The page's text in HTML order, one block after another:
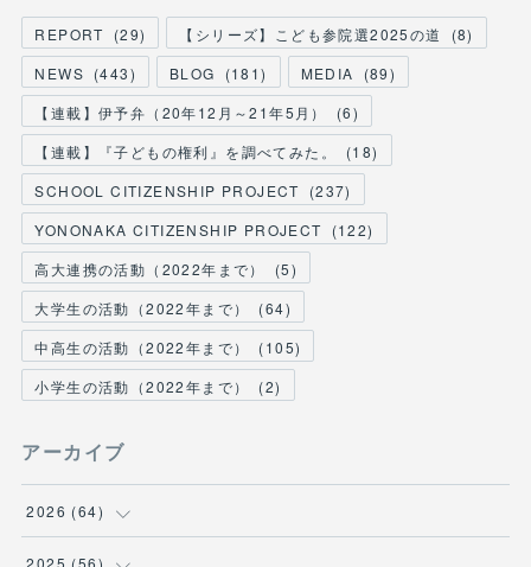
REPORT (29) 【シリーズ】こども参院選2025の道 (8)
NEWS (443) BLOG (181) MEDIA (89)
【連載】伊予弁（20年12月～21年5月）
(6)
【連載】『子どもの権利』を調べてみた。
(18)
SCHOOL CITIZENSHIP PROJECT
(237)
YONONAKA CITIZENSHIP PROJECT
(122)
高大連携の活動（2022年まで）
(5)
大学生の活動（2022年まで）
(64)
中高生の活動（2022年まで）
(105)
小学生の活動（2022年まで）
(2)
アーカイブ
2026 (64)
(2)